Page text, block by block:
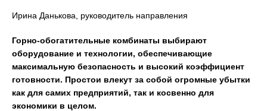
Ирина Данькова, руководитель направления
Горно-обогатительные комбинаты выбирают
оборудование и технологии, обеспечивающие
максимальную безопасность и высокий коэффициент
готовности. Простои влекут за собой огромные убытки
как для самих предприятий, так и косвенно для
экономики в целом.